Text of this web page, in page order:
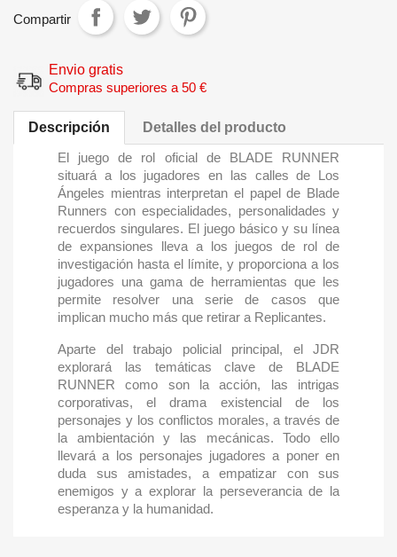
Compartir
Envio gratis
Compras superiores a 50 €
Descripción
Detalles del producto
El juego de rol oficial de BLADE RUNNER
situará a los jugadores en las calles de Los
Ángeles mientras interpretan el papel de Blade
Runners con especialidades, personalidades y
recuerdos singulares. El juego básico y su línea
de expansiones lleva a los juegos de rol de
investigación hasta el límite, y proporciona a los
jugadores una gama de herramientas que les
permite resolver una serie de casos que
implican mucho más que retirar a Replicantes.
Aparte del trabajo policial principal, el JDR
explorará las temáticas clave de BLADE
RUNNER como son la acción, las intrigas
corporativas, el drama existencial de los
personajes y los conflictos morales, a través de
la ambientación y las mecánicas. Todo ello
llevará a los personajes jugadores a poner en
duda sus amistades, a empatizar con sus
enemigos y a explorar la perseverancia de la
esperanza y la humanidad.